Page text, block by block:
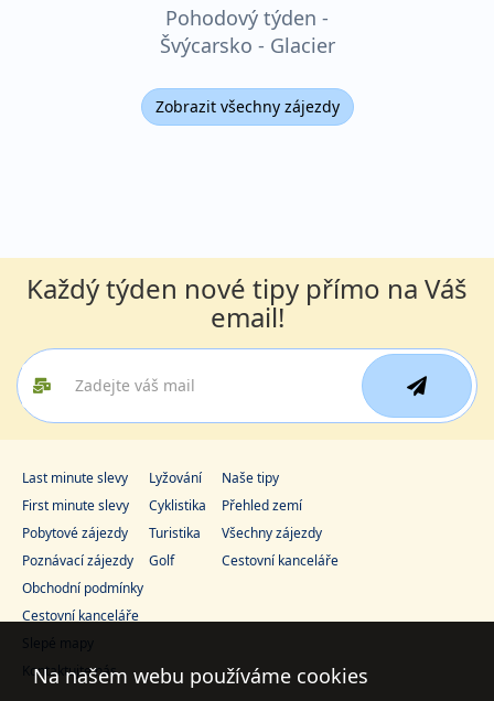
Pohodový týden -
Švýcarsko - Glacier
nejvyhlášenějších lokalit
Švýcarska
Zobrazit všechny zájezdy
Každý týden nové tipy přímo na Váš
email!
Last minute slevy
First minute slevy
Pobytové zájezdy
Poznávací zájezdy
Lyžování
Cyklistika
Turistika
Golf
Naše tipy
Přehled zemí
Všechny zájezdy
Cestovní kanceláře
Obchodní podmínky
Cestovní kanceláře
Slepé mapy
Kontaktujte nás
Na našem webu používáme cookies